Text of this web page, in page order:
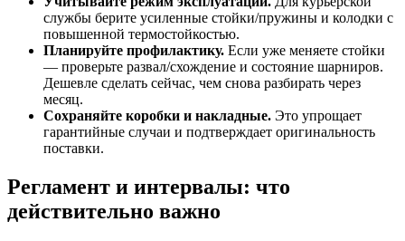
службы берите усиленные стойки/пружины и колодки с
повышенной термостойкостью.
Планируйте профилактику. Если уже меняете стойки
— проверьте развал/схождение и состояние шарниров.
Дешевле сделать сейчас, чем снова разбирать через
месяц.
Сохраняйте коробки и накладные. Это упрощает
гарантийные случаи и подтверждает оригинальность
поставки.
Регламент и интервалы: что
действительно важно